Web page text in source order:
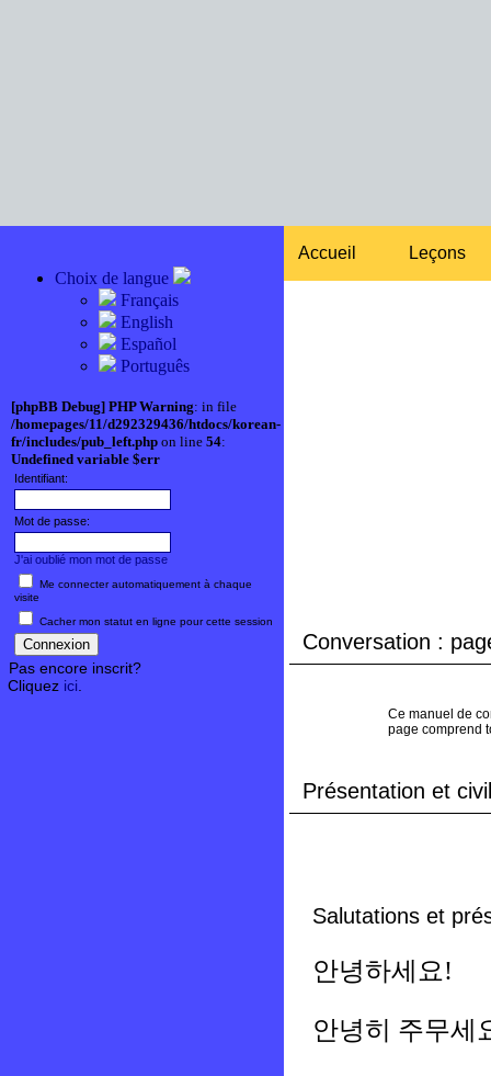
Choix de langue
Français
English
Español
Português
[phpBB Debug] PHP Warning: in file
/homepages/11/d292329436/htdocs/korean-
fr/includes/pub_left.php on line 54:
Undefined variable $err
Identifiant:
Mot de passe:
J'ai oublié mon mot de passe
Me connecter automatiquement à chaque
visite
Cacher mon statut en ligne pour cette session
Pas encore inscrit?
Cliquez ici
Accueil Leçons
Conversation :
Ce manuel de
page comprend
Présentation et
Salutations et
안녕하세요!
안녕히 주무세